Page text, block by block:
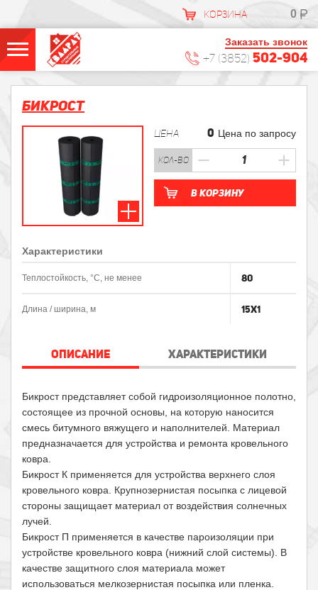
КОРЗИНА 0
Заказать звонок
+7 (3852) 502-904
Бикрост
ЦЕНА 0 Цена по запросу
кол-во
В корзину
Характеристики
Теплостойкость, °С, не менее 80
Длина / ширина, м 15х1
ОПИСАНИЕ ХАРАКТЕРИСТИКИ
Бикрост представляет собой гидроизоляционное полотно,
состоящее из прочной основы, на которую наносится
смесь битумного вяжущего и наполнителей. Материал
предназначается для устройства и ремонта кровельного
ковра.
Бикрост К применяется для устройства верхнего слоя
кровельного ковра. Крупнозернистая посыпка с лицевой
стороны защищает материал от воздействия солнечных
лучей.
Бикрост П применяется в качестве пароизоляции при
устройстве кровельного ковра (нижний слой системы). В
качестве защитного слоя материала может
использоваться мелкозернистая посыпка или пленка.